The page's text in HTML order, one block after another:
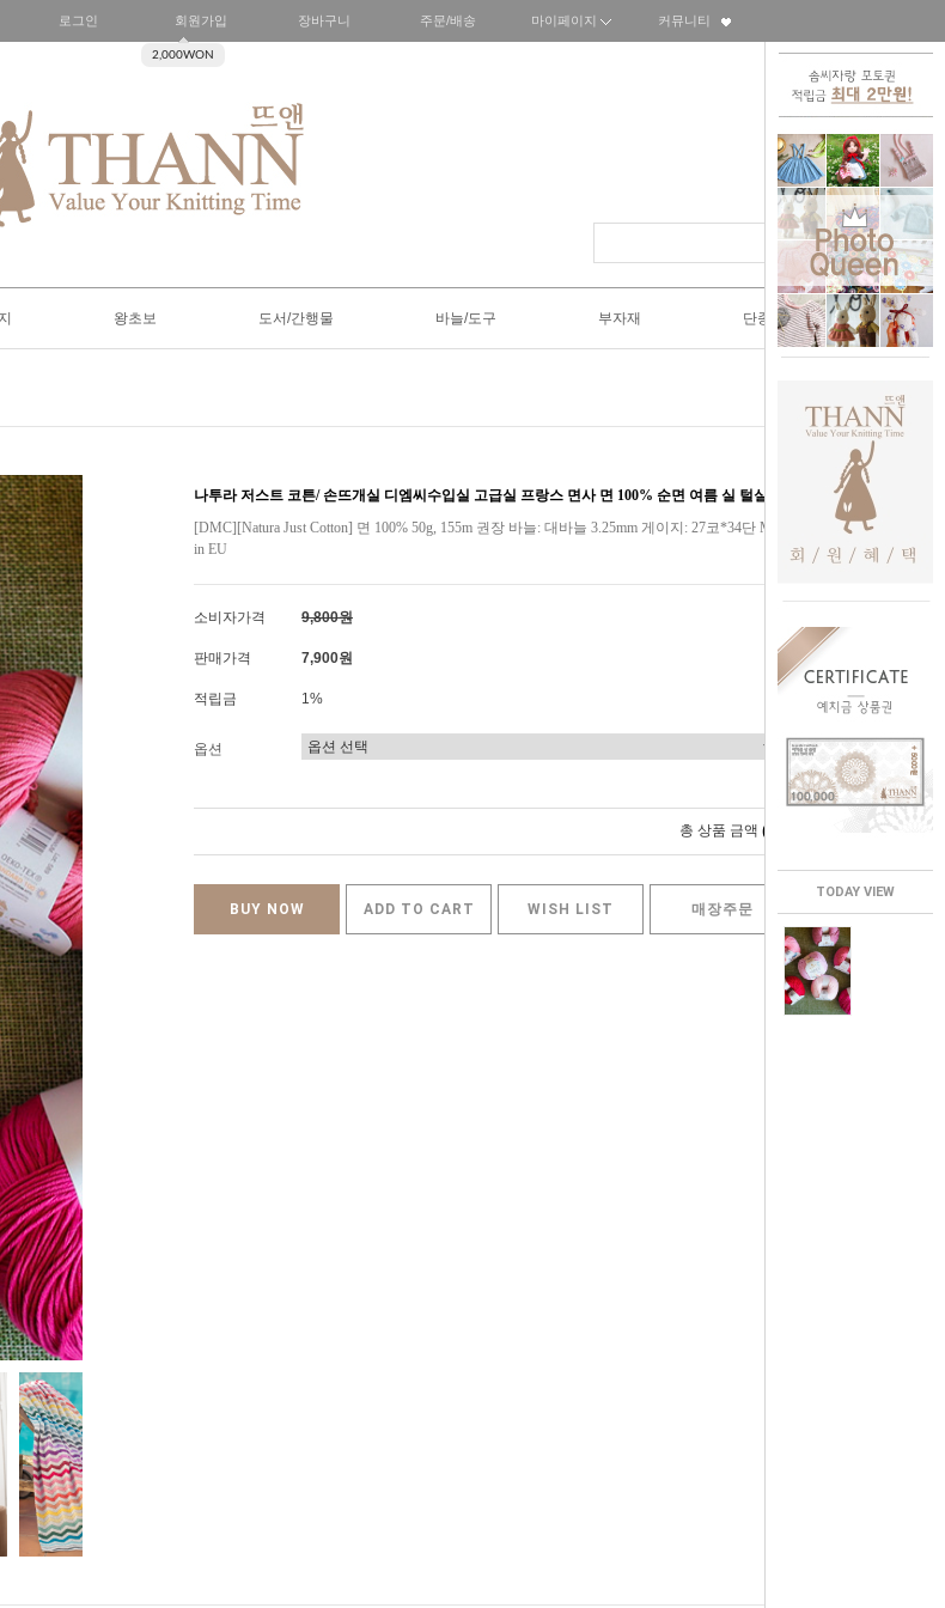
TODAY VIEW
로그인 회원가입
2,000WON
장바구니 주문/배송 마이페이지 커뮤니티
왕초보 도서/간행물 바늘/도구 부자재 단종SALE50%
나투라 저스트 코튼/ 손뜨개실 디엠씨수입실 고급실 프랑스 면사 면 100% 순면 여름 실 털실
[DMC][Natura Just Cotton] 면 100% 50g, 155m 권장 바늘: 대바늘 3.25mm 게이지: 27코*34단 Made
in EU
소비자가격 9,800원
판매가격 7,900원
적립금 1%
옵션
총 상품 금액 0
BUY NOW ADD TO CART WISH LIST 매장주문